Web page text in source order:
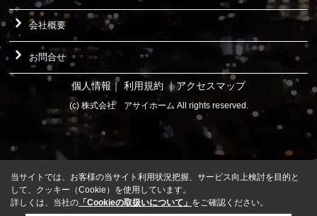
会社概要
お問合せ
個人情報 ｜ 利用規約 ｜アクセスマップ
(c) 株式会社 アサイホーム All rights reserved.
当サイトでは、お客様の当サイト利用状況把握、サービス向上検討を目的と
して、クッキー（Cookie）を使用しています。
詳しくは、当社の 「Cookieの取扱いについて」 をご確認ください。